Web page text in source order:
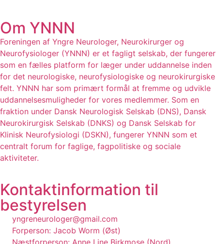
Om YNNN
Foreningen af Yngre Neurologer, Neurokirurger og
Neurofysiologer (YNNN) er et fagligt selskab, der fungerer
som en fælles platform for læger under uddannelse inden
for det neurologiske, neurofysiologiske og neurokirurgiske
felt. YNNN har som primært formål at fremme og udvikle
uddannelsesmuligheder for vores medlemmer. Som en
fraktion under Dansk Neurologisk Selskab (DNS), Dansk
Neurokirurgisk Selskab (DNKS) og Dansk Selskab for
Klinisk Neurofysiologi (DSKN), fungerer YNNN som et
centralt forum for faglige, fagpolitiske og sociale
aktiviteter.
Kontaktinformation til
bestyrelsen
yngreneurologer@gmail.com
Forperson: Jacob Worm (Øst)